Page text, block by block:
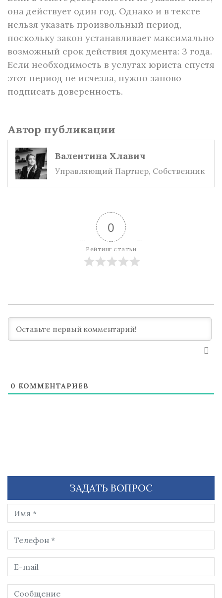
она действует один год. Однако и в тексте
нельзя указать произвольный период,
поскольку закон устанавливает максимально
возможный срок действия документа: 3 года.
Если необходимость в услугах юриста спустя
этот период не исчезла, нужно заново
подписать доверенность.
Автор публикации
Валентина Хлавич
Управляющий Партнер, Собственник
0
Рейтинг статьи
0 КОММЕНТАРИЕВ
ЗАДАТЬ ВОПРОС